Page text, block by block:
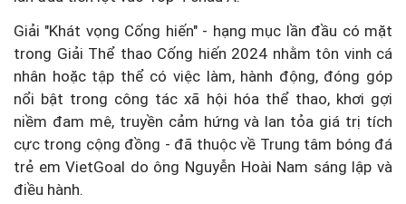
Giải "Khát vọng Cống hiến" - hạng mục lần đầu có mặt
trong Giải Thể thao Cống hiến 2024 nhằm tôn vinh cá
nhân hoặc tập thể có việc làm, hành động, đóng góp
nổi bật trong công tác xã hội hóa thể thao, khơi gợi
niềm đam mê, truyền cảm hứng và lan tỏa giá trị tích
cực trong cộng đồng - đã thuộc về Trung tâm bóng đá
trẻ em VietGoal do ông Nguyễn Hoài Nam sáng lập và
điều hành.